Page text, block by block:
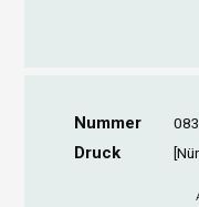
Nummer
Druck